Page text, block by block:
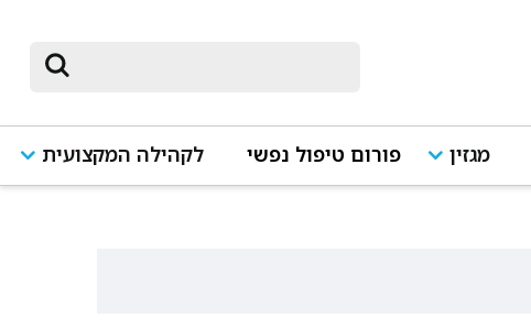
מגזין פורום טיפול נפשי לקהילה המקצועית